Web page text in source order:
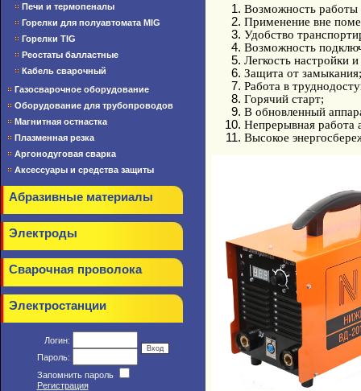
Печи и термопеналы
Горелки для полуавтомата MIG
Горелки TIG
Реостаты балластные
Кабель сварочный
Газосварочное оборудование
Оборудование для трубопроводов
Магнитная остнастка
Плазменная резка
Аргонодуговая сварка
Аксессуары и средства защиты
Абразивные материалы
Электроды
Сварочная проволока
Электростанции
Логин:
Пароль:
Запомнить пароль
Регистрация
Возможность работы
Применение вне
Удобство
Возможность
Легкость настройки
Защита от замыкания;
Работа в
Горячий старт;
В обновленный
Непрерывная работа
Высокое